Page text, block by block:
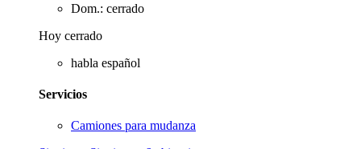
Dom.: cerrado
Hoy cerrado
habla español
Servicios
Camiones para mudanza